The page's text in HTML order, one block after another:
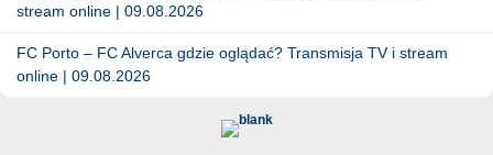
stream online | 09.08.2026
FC Porto – FC Alverca gdzie oglądać? Transmisja TV i stream
online | 09.08.2026